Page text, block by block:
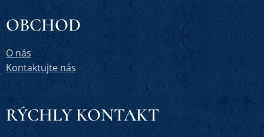
OBCHOD
O nás
Kontaktujte nás
RÝCHLY KONTAKT